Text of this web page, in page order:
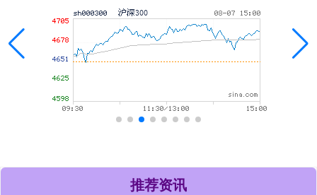
推荐资讯